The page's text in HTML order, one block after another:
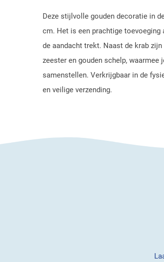
Deze stijlvolle gouden decoratie in
cm. Het is een prachtige toevoeging
de aandacht trekt. Naast de krab
zeester en gouden schelp,
samenstellen. Verkrijgbaar in de
en veilige verzending.